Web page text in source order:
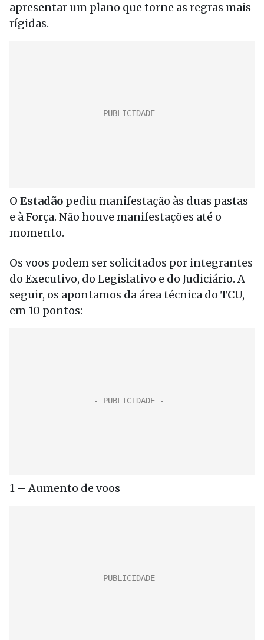
apresentar um plano que torne as regras mais
rígidas.
O Estadão pediu manifestação às duas pastas
e à Força. Não houve manifestações até o
momento.
Os voos podem ser solicitados por integrantes
do Executivo, do Legislativo e do Judiciário. A
seguir, os apontamos da área técnica do TCU,
em 10 pontos:
1 – Aumento de voos